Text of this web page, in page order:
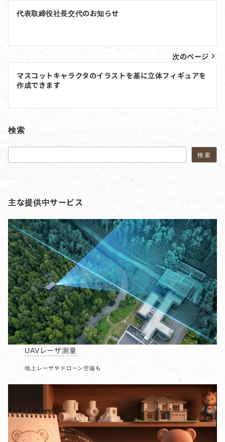
投
ナ
ビ
ゲ
ー
シ
ョ
ン
代表取締役社長交代のお知らせ
次のページ
マスコットキャラクタのイラストを基に立体フィギュアを
作成できます
検索
検索
主な提供中サービス
UAVレーザ測量
地上レーザやドローン空撮も